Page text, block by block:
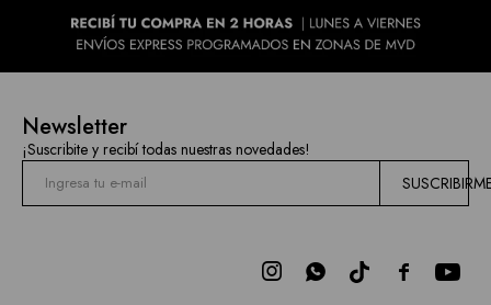
Newsletter
¡Suscribite y recibí todas nuestras novedades!

 